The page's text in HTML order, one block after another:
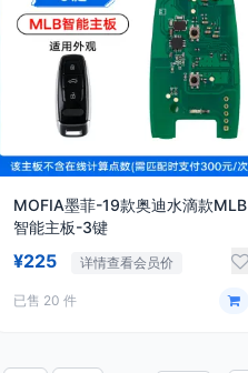
MOFIA墨菲-19款奥迪水滴款MLB
智能主板-3键
¥225 详情查看会员价
已售 20 件